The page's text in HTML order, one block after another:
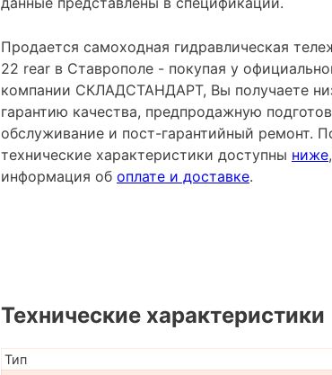
Продается самоходная гидравлическая
22 rear в Ставрополе - покупая у
компании СКЛАДСТАНДАРТ, Вы получаете
гарантию качества, предпродажную
обслуживание и пост-гарантийный ремонт.
технические характеристики доступны ниже
информация об оплате и доставке.
Технические характеристики
Тип